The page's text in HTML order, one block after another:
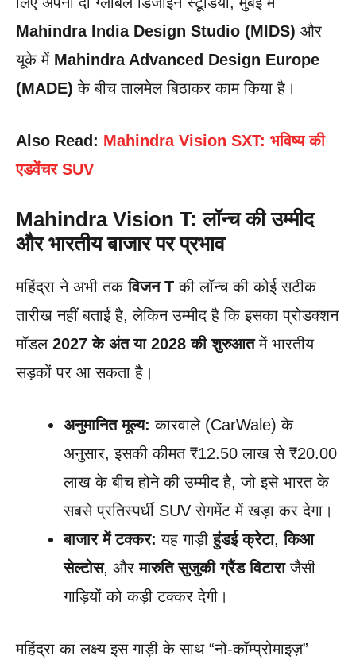
Mahindra India Design Studio (MIDS) और
यूके में Mahindra Advanced Design Europe
(MADE) के बीच तालमेल बिठाकर काम किया है।
Also Read: Mahindra Vision SXT: भविष्य की
एडवेंचर SUV
Mahindra Vision T: लॉन्च की उम्मीद
और भारतीय बाजार पर प्रभाव
महिंद्रा ने अभी तकविजन T की लॉन्च की कोई सटीक
तारीख नहीं बताई है, लेकिन उम्मीद है कि इसका प्रोडक्शन
मॉडल 2027 के अंत या 2028 की शुरुआतमें भारतीय
सड़कों पर आ सकता है।
अनुमानित मूल्य: कारवाले (CarWale) के
अनुसार, इसकी कीमत ₹12.50 लाख से ₹20.00
लाख के बीच होने की उम्मीद है, जो इसे भारत के
सबसे प्रतिस्पर्धी SUV सेगमेंट में खड़ा कर देगा।
बाजार में टक्कर: यह गाड़ीहुंडई क्रेटा,किआ
सेल्टोस, औरमारुति सुजुकी ग्रैंड विटाराजैसी
गाड़ियों को कड़ी टक्कर देगी।
महिंद्रा का लक्ष्य इस गाड़ी के साथ “नो-कॉम्प्रोमाइज़”